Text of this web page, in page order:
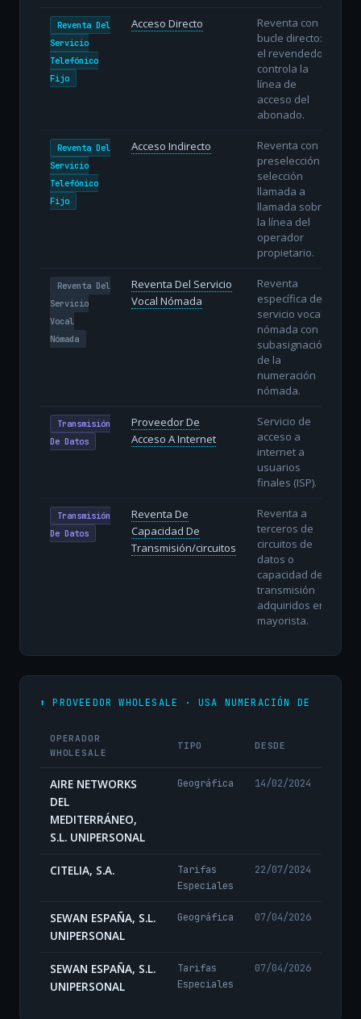
Reventa Del
Servicio
Telefónico
Fijo
Acceso Directo
Reventa con
bucle directo:
el revendedor
controla la
línea de
acceso del
abonado.
Reventa Del
Servicio
Telefónico
Fijo
Acceso Indirecto
Reventa con
preselección o
selección
llamada a
llamada sobre
la línea del
operador
propietario.
Reventa Del
Servicio
Vocal
Nómada
Reventa Del Servicio
Vocal Nómada
Reventa
específica del
servicio vocal
nómada con
subasignación
de la
numeración
nómada.
Transmisión
De Datos
Proveedor De
Acceso A Internet
Servicio de
acceso a
internet a
usuarios
finales (ISP).
Transmisión
De Datos
Reventa De
Capacidad De
Transmisión/circuitos
Reventa a
terceros de
circuitos de
datos o
capacidad de
transmisión
adquiridos en
mayorista.
⬆️ PROVEEDOR WHOLESALE · USA NUMERACIÓN DE
OPERADOR
WHOLESALE
TIPO DESDE
AIRE NETWORKS
DEL
MEDITERRÁNEO,
S.L. UNIPERSONAL
Geográfica 14/02/2024
CITELIA, S.A.
Tarifas
Especiales
22/07/2024
SEWAN ESPAÑA, S.L.
UNIPERSONAL
Geográfica 07/04/2026
SEWAN ESPAÑA, S.L.
UNIPERSONAL
Tarifas
Especiales
07/04/2026